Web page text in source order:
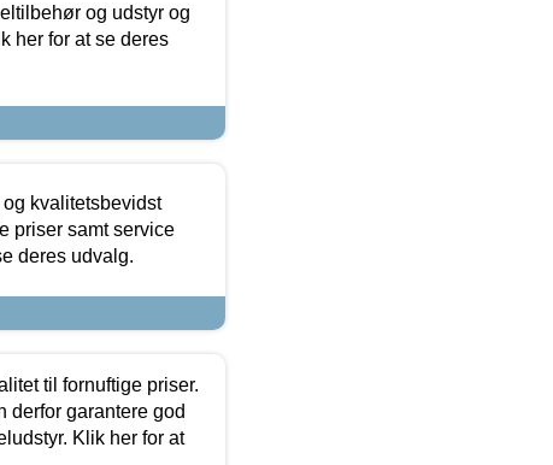
og udstyr og
her for at se deres
kvalitetsbevidst
priser samt service
deres udvalg.
til fornuftige priser.
derfor garantere god
Klik her for at